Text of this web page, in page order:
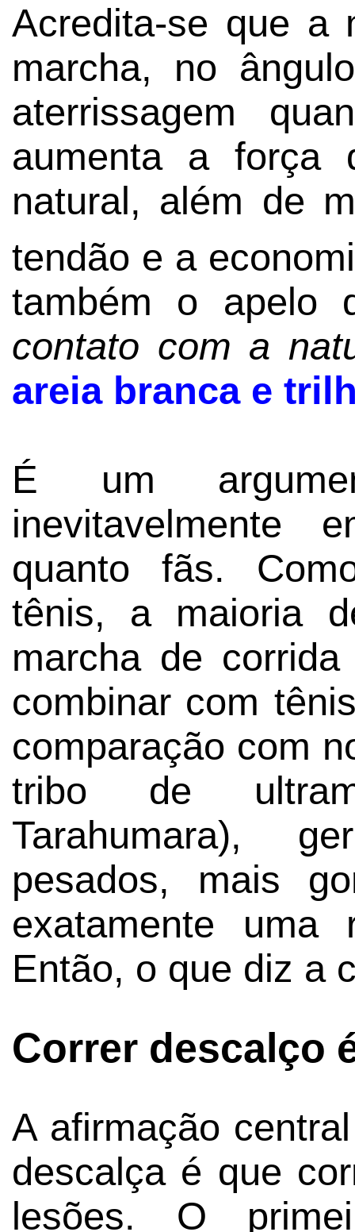
Acredita-se que a
marcha, no
aterrissagem
aumenta a força
natural, além de
tendão e a
também o apelo
contato com a
areia branca e
É um
inevitavelmente
quanto fãs.
tênis, a maioria
marcha de
combinar com
comparação com
tribo de
Tarahumara),
pesados, mais
exatamente uma
Então, o que diz a
Correr descalço
A afirmação
descalça é que
lesões. O